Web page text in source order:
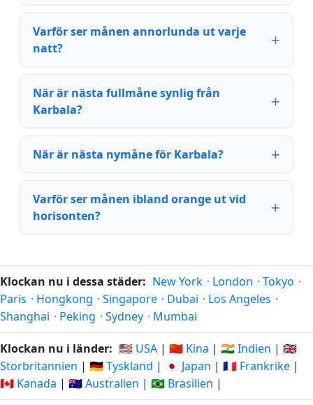
Varför ser månen annorlunda ut varje
natt?
När är nästa fullmåne synlig från
Karbala?
När är nästa nymåne för Karbala?
Varför ser månen ibland orange ut vid
horisonten?
Klockan nu i dessa städer: New York · London · Tokyo ·
Paris · Hongkong · Singapore · Dubai · Los Angeles ·
Shanghai · Peking · Sydney · Mumbai
Klockan nu i länder: 🇺🇸 USA | 🇨🇳 Kina | 🇮🇳 Indien | 🇬🇧
Storbritannien | 🇩🇪 Tyskland | 🇯🇵 Japan | 🇫🇷 Frankrike |
🇨🇦 Kanada | 🇦🇺 Australien | 🇧🇷 Brasilien |